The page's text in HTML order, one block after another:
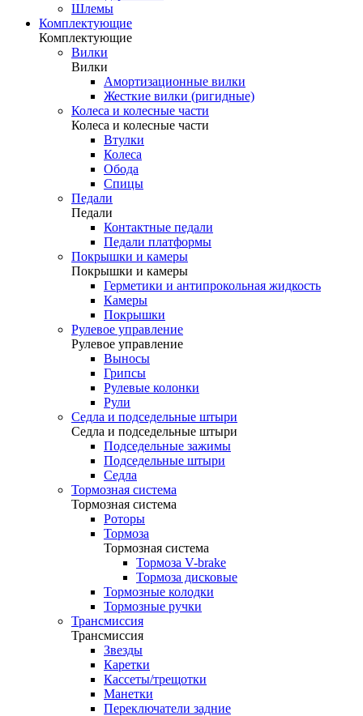
Шлемы
Комплектующие
Комплектующие
Вилки
Вилки
Амортизационные вилки
Жесткие вилки (ригидные)
Колеса и колесные части
Колеса и колесные части
Втулки
Колеса
Обода
Спицы
Педали
Педали
Контактные педали
Педали платформы
Покрышки и камеры
Покрышки и камеры
Герметики и антипрокольная жидкость
Камеры
Покрышки
Рулевое управление
Рулевое управление
Выносы
Грипсы
Рулевые колонки
Рули
Седла и подседельные штыри
Седла и подседельные штыри
Подседельные зажимы
Подседельные штыри
Седла
Тормозная система
Тормозная система
Роторы
Тормоза
Тормозная система
Тормоза V-brake
Тормоза дисковые
Тормозные колодки
Тормозные ручки
Трансмиссия
Трансмиссия
Звезды
Каретки
Кассеты/трещотки
Манетки
Переключатели задние